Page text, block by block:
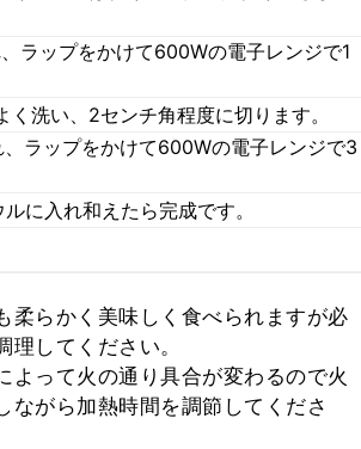
ラップをかけて600Wの電子レンジで1
く洗い、2センチ角程度に切ります。
ラップをかけて600Wの電子レンジで3
に入れ和えたら完成です。
柔らかく美味しく食べられますが必
してください。
よって火の通り具合が変わるので火
ながら加熱時間を調節してくださ